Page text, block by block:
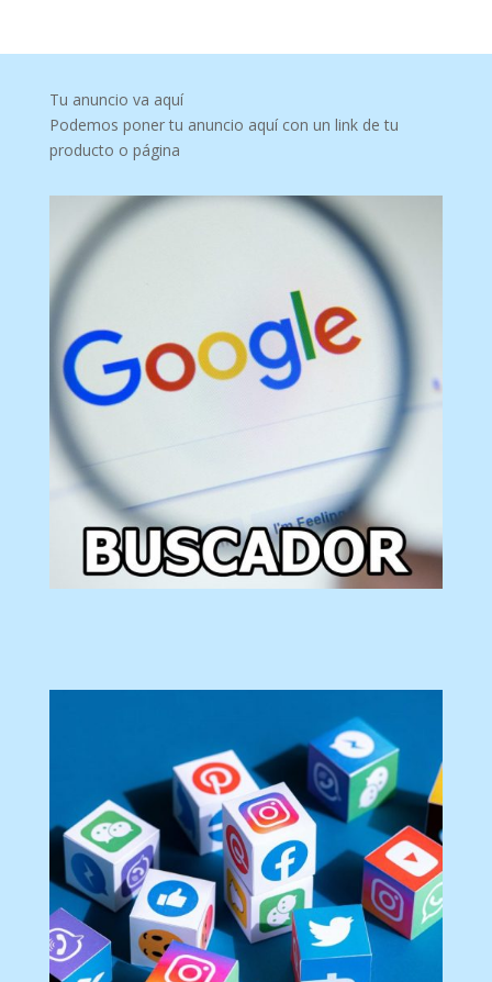
Tu anuncio va aquí
Podemos poner tu anuncio aquí con un link de tu
producto o página